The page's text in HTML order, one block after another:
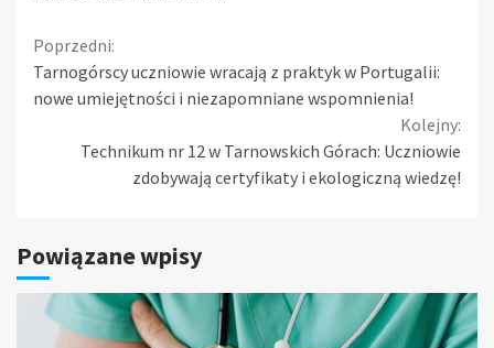
Continue
Reading
Poprzedni:
Tarnogórscy uczniowie wracają z praktyk w Portugalii:
nowe umiejętności i niezapomniane wspomnienia!
Kolejny:
Technikum nr 12 w Tarnowskich Górach: Uczniowie
zdobywają certyfikaty i ekologiczną wiedzę!
Powiązane wpisy